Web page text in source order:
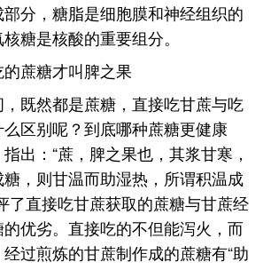
分，糖脂是细胞膜和神经组织的
糖是核酸的重要组分。
蔗糖才叫脾之果
既然都是蔗糖，直接吃甘蔗与吃
区别呢？到底哪种蔗糖更健康
出：“蔗，脾之果也，其浆甘寒，
，则甘温而助湿热，所谓积温成
了直接吃甘蔗获取的蔗糖与甘蔗经
优劣。直接吃的不但能泻火，而
过煎炼的甘蔗制作成的蔗糖有“助